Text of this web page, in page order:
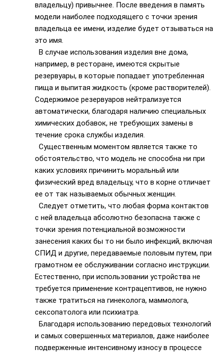
владельцу) привычнее. После введения в память
модели наиболее подходящего с точки зрения
владельца ее имени, изделие будет отзываться на
это имя.
В случае использования изделия вне дома,
например, в ресторане, имеются скрытые
резервуары, в которые попадает употребленная
пища и выпитая жидкость (кроме растворителей).
Содержимое резервуаров нейтрализуется
автоматически, благодаря наличию специальных
химических добавок, не требующих замены в
течение срока службы изделия.
Существенным моментом является также то
обстоятельство, что модель не способна ни при
каких условиях причинить моральный или
физический вред владельцу, что в корне отличает
ее от так называемых обычных женщин.
Следует отметить, что любая форма контактов
с ней владельца абсолютно безопасна также с
точки зрения потенциальной возможности
занесения каких бы то ни было инфекций, включая
СПИД и другие, передаваемые половым путем, при
грамотном ее обслуживании согласно инструкции.
Естественно, при использовании устройства не
требуется применение контрацептивов, не нужно
также тратиться на гинеколога, маммолога,
сексопатолога или психиатра.
Благодаря использованию передовых технологий
и самых совершенных материалов, даже наиболее
подверженные интенсивному износу в процессе